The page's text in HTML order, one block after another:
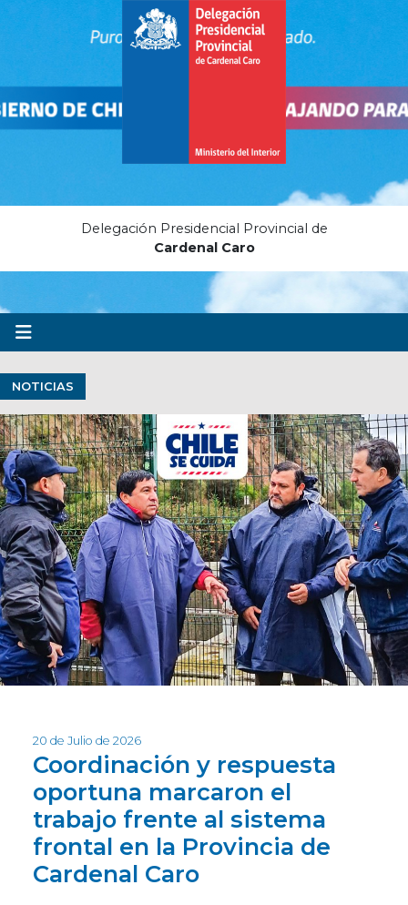
Delegación Presidencial Provincial de
Cardenal Caro
NOTICIAS
20 de Julio de 2026
Coordinación y respuesta
oportuna marcaron el
trabajo frente al sistema
frontal en la Provincia de
Cardenal Caro